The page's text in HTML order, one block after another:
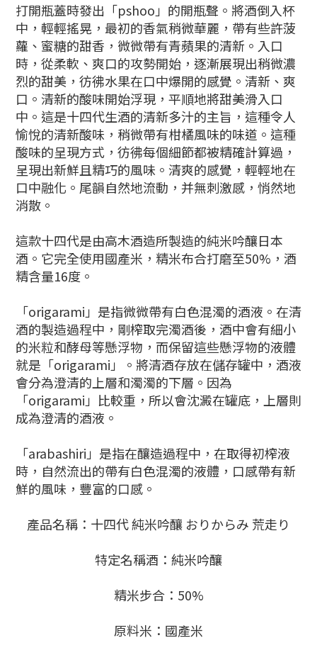
打開瓶蓋時發出「pshoo」的開瓶聲。將酒倒入杯
中，輕輕搖晃，最初的香氣稍微華麗，帶有些許菠
蘿、蜜糖的甜香，微微帶有青蘋果的清新。入口
時，從柔軟、爽口的攻勢開始，逐漸展現出稍微濃
烈的甜美，彷彿水果在口中爆開的感覺。清新、爽
口。清新的酸味開始浮現，平順地將甜美滑入口
中。這是十四代生酒的清新多汁的主旨，這種令人
愉悅的清新酸味，稍微帶有柑橘風味的味道。這種
酸味的呈現方式，彷彿每個細節都被精確計算過，
呈現出新鮮且精巧的風味。清爽的感覺，輕輕地在
口中融化。尾韻自然地流動，并無刺激感，悄然地
消散。
這款十四代是由高木酒造所製造的純米吟釀日本
酒。它完全使用國產米，精米布合打磨至50%，酒
精含量16度。
「origarami」是指微微帶有白色混濁的酒液。在清
酒的製造過程中，剛榨取完濁酒後，酒中會有細小
的米粒和酵母等懸浮物，而保留這些懸浮物的液體
就是「origarami」。將清酒存放在儲存罐中，酒液
會分為澄清的上層和濁濁的下層。因為
「origarami」比較重，所以會沈澱在罐底，上層則
成為澄清的酒液。
「arabashiri」是指在釀造過程中，在取得初榨液
時，自然流出的帶有白色混濁的液體，口感帶有新
鮮的風味，豐富的口感。
產品名稱：十四代 純米吟釀 おりからみ 荒走り
特定名稱酒：純米吟釀
精米步合：50%
原料米：國產米